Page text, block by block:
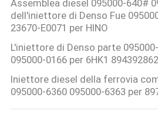
Assemblea diesel 095000-640#
dell'iniettore di Denso Fue
23670-E0071 per HINO
L'iniettore di Denso parte
095000-0166 per 6HK1
Iniettore diesel della ferrovia
095000-6360 095000-6363 per